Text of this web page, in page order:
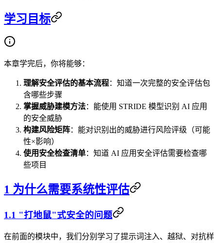
学习目标
本章学完后，你将能够：
理解安全评估的基本流程：知道一次完整的安全评估包
含哪些步骤
掌握威胁建模方法：能使用 STRIDE 模型识别 AI 应用
的安全威胁
构建风险矩阵：能对识别出的威胁进行风险评级（可能
性×影响）
使用安全检查清单：知道 AI 应用安全评估需要检查哪
些项目
1 为什么需要系统性评估
1.1 "打地鼠"式安全的问题
在前面的模块中，我们分别学习了提示词注入、越狱、对抗样